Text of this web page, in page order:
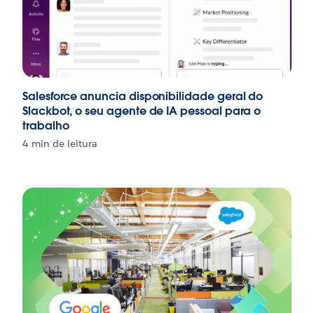
Salesforce anuncia disponibilidade geral do
Slackbot, o seu agente de IA pessoal para o
trabalho
4 min de leitura